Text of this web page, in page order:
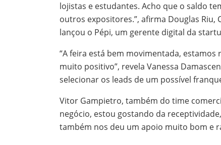
lojistas e estudantes. Acho que o saldo
outros expositores.”, afirma Douglas Riu,
lançou o Pépi, um gerente digital da
“A feira está bem movimentada,
muito positivo”, revela Vanessa
selecionar os leads de um possível
Vitor Gampietro, também do time
negócio, estou gostando da
também nos deu um apoio muito bom e